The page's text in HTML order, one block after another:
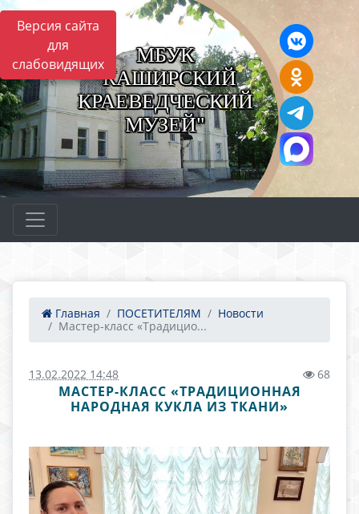
Версия сайта
для
слабовидящих
МБУК
"КАШИРСКИЙ
КРАЕВЕДЧЕСКИЙ
МУЗЕЙ"
Главная ПОСЕТИТЕЛЯМ
Новости
Мастер-класс «Традицио...
13.02.2022 14:48 68
МАСТЕР-КЛАСС «ТРАДИЦИОННАЯ
НАРОДНАЯ КУКЛА ИЗ ТКАНИ»